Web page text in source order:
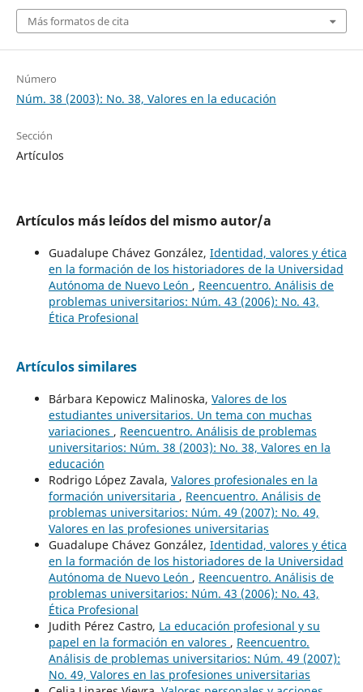
Más formatos de cita
Número
Núm. 38 (2003): No. 38, Valores en la educación
Sección
Artículos
Artículos más leídos del mismo autor/a
Guadalupe Chávez González, Identidad, valores y ética
en la formación de los historiadores de la Universidad
Autónoma de Nuevo León , Reencuentro. Análisis de
problemas universitarios: Núm. 43 (2006): No. 43,
Ética Profesional
Artículos similares
Bárbara Kepowicz Malinoska, Valores de los
estudiantes universitarios. Un tema con muchas
variaciones , Reencuentro. Análisis de problemas
universitarios: Núm. 38 (2003): No. 38, Valores en la
educación
Rodrigo López Zavala, Valores profesionales en la
formación universitaria , Reencuentro. Análisis de
problemas universitarios: Núm. 49 (2007): No. 49,
Valores en las profesiones universitarias
Guadalupe Chávez González, Identidad, valores y ética
en la formación de los historiadores de la Universidad
Autónoma de Nuevo León , Reencuentro. Análisis de
problemas universitarios: Núm. 43 (2006): No. 43,
Ética Profesional
Judith Pérez Castro, La educación profesional y su
papel en la formación en valores , Reencuentro.
Análisis de problemas universitarios: Núm. 49 (2007):
No. 49, Valores en las profesiones universitarias